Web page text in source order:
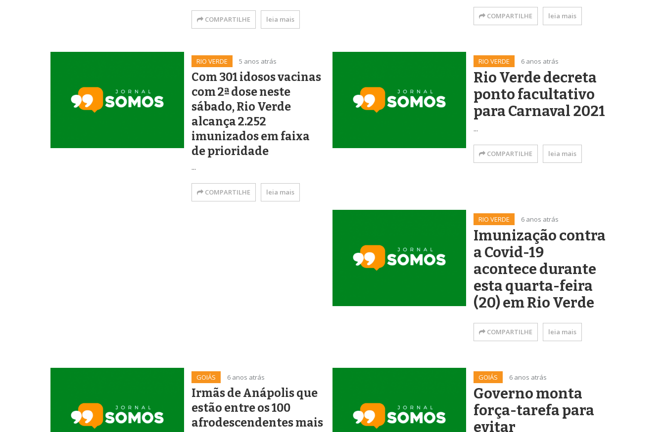
COMPARTILHE leia mais COMPARTILHE leia mais
RIO VERDE 5 anos atrás
Com 301 idosos vacinas
com 2ª dose neste
sábado, Rio Verde
alcança 2.252
imunizados em faixa
de prioridade
...
COMPARTILHE leia mais
RIO VERDE 6 anos atrás
Rio Verde decreta
ponto facultativo
para Carnaval 2021
...
COMPARTILHE leia mais
RIO VERDE 6 anos atrás
Imunização contra
a Covid-19
acontece durante
esta quarta-feira
(20) em Rio Verde
COMPARTILHE leia mais
GOIÁS 6 anos atrás
Irmãs de Anápolis que
estão entre os 100
afrodescendentes mais
GOIÁS 6 anos atrás
Governo monta
força-tarefa para
evitar